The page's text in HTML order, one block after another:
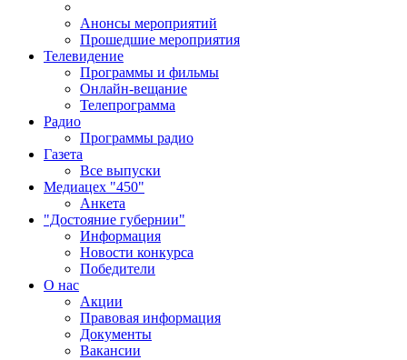
Анонсы мероприятий
Прошедшие мероприятия
Телевидение
Программы и фильмы
Онлайн-вещание
Телепрограмма
Радио
Программы радио
Газета
Все выпуски
Медиацех "450"
Анкета
"Достояние губернии"
Информация
Новости конкурса
Победители
О нас
Акции
Правовая информация
Документы
Вакансии